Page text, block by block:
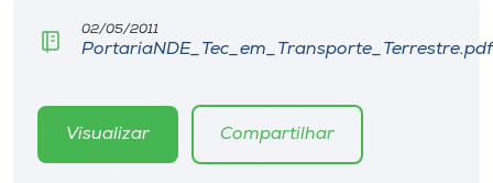
Editora
Museu
02/05/2011
PortariaNDE_Tec_em_Transporte_Terrestre.pdf
Visualizar Compartilhar